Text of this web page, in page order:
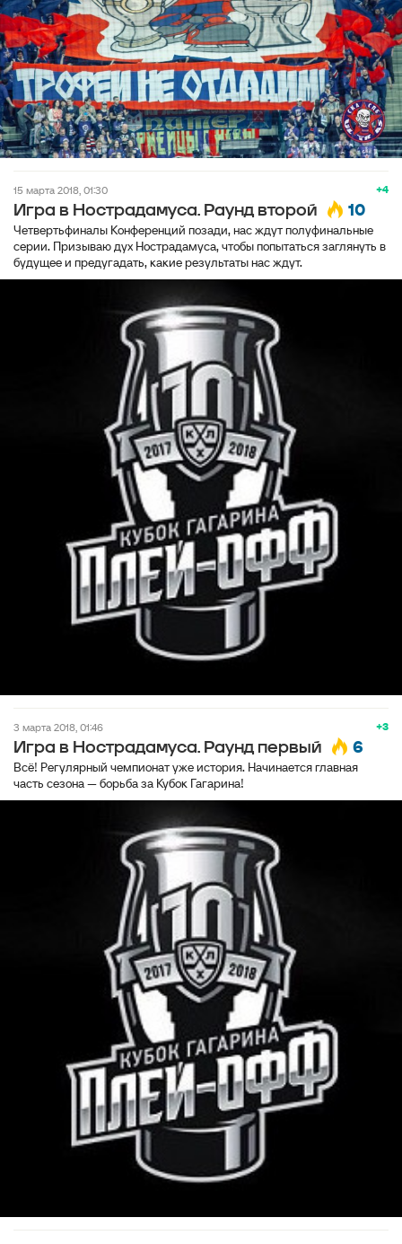
+4
15 марта 2018, 01:30
Игра в Нострадамуса. Раунд второй 10
Четвертьфиналы Конференций позади, нас ждут полуфинальные
серии. Призываю дух Нострадамуса, чтобы попытаться заглянуть в
будущее и предугадать, какие результаты нас ждут.
+3
3 марта 2018, 01:46
Игра в Нострадамуса. Раунд первый 6
Всё! Регулярный чемпионат уже история. Начинается главная
часть сезона — борьба за Кубок Гагарина!